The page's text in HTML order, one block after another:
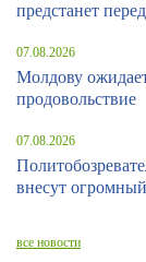
предстанет
07.08.2026
Молдову
продовольствие
07.08.2026
внесут
все новости